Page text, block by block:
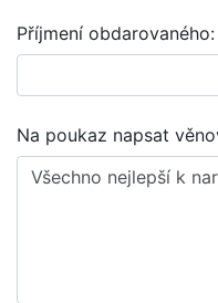
Příjmení obdarovaného:
Na poukaz napsat